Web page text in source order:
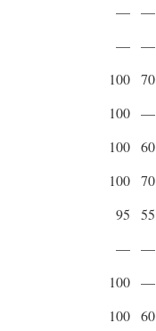
—
—
—
—
70
100
—
100
60
100
70
100
55
95
—
—
—
100
60
100